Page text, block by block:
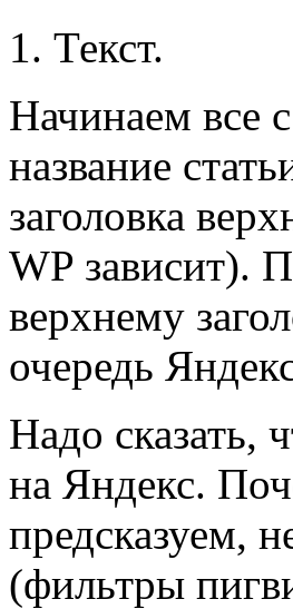
1. Текст.
Начинаем все
название
заголовка
WP зависит).
верхнему
очередь
Надо сказать,
на Яндекс.
предсказуем,
(фильтры